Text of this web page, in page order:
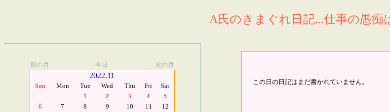
A氏のきまぐれ日記...仕事の愚痴
前の月 今日 次の月
2022.11
Sun Mon Tue Wed Thu Fri
Sat
1
2 3 4
5
6
7 8 9 10 11
12
この日の日記はまだ書かれていません。